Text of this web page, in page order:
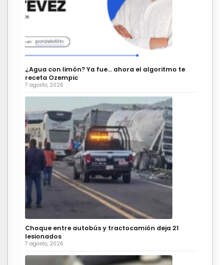
¿Agua con limón? Ya fue… ahora el algoritmo te
receta Ozempic
7 agosto, 2026
Choque entre autobús y tractocamión deja 21
lesionados
7 agosto, 2026